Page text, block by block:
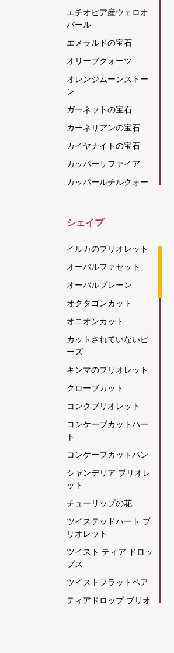
エチオピア産ウェロオ
パール
エメラルドの宝石
オリーブクォーツ
オレンジムーンストー
ン
ガーネットの宝石
カーネリアンの宝石
カイヤナイトの宝石
カッパーサファイア
カッパールチルクォー
ット
カルセドニーの宝石
ライト
グリーンアパタイト
グリーンアメジスト
グリーンオニキス
グリーンカイヤナイト
グリーンストロベリー
クォーツ
グリーンモスクォーツ
クリスタルジェムスト
ーン
クリソコラの原石
クリソプレーズ宝石
グレームーンストーン
グロッシュラー ガーネ
ット
クロム透輝石
コーヒームーンストー
ン
コーラル
ゴールデンムーンスト
ーン
シェイプ
イルカのブリオレット
オーバルファセット
オーバルプレーン
オクタゴンカット
オニオンカット
カットされていないビ
ーズ
キンマのブリオレット
クローブカット
コンクブリオレット
コンケーブカットハー
ト
コンケーブカットパン
シャンデリア ブリオレ
ット
チューリップの花
ツイステッドハート ブ
リオレット
ツイスト ティア ドロッ
プス
ツイストフラットペア
ティアドロップ ブリオ